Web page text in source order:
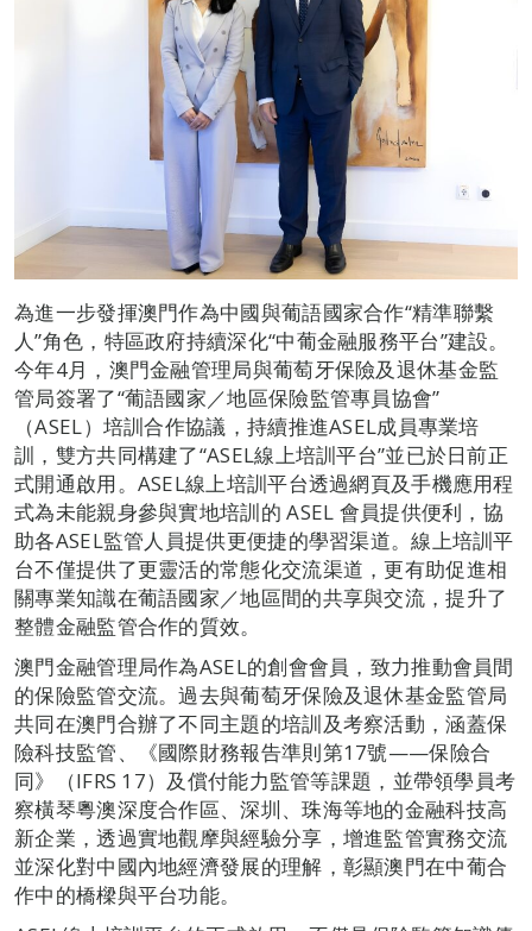
為進一步發揮澳門作為中國與葡語國家合作“精準聯繫
人”角色，特區政府持續深化“中葡金融服務平台”建設。
今年4月，澳門金融管理局與葡萄牙保險及退休基金監
管局簽署了“葡語國家／地區保險監管專員協會”
（ASEL）培訓合作協議，持續推進ASEL成員專業培
訓，雙方共同構建了“ASEL線上培訓平台”並已於日前正
式開通啟用。ASEL線上培訓平台透過網頁及手機應用程
式為未能親身參與實地培訓的 ASEL 會員提供便利，協
助各ASEL監管人員提供更便捷的學習渠道。線上培訓平
台不僅提供了更靈活的常態化交流渠道，更有助促進相
關專業知識在葡語國家／地區間的共享與交流，提升了
整體金融監管合作的質效。
澳門金融管理局作為ASEL的創會會員，致力推動會員間
的保險監管交流。過去與葡萄牙保險及退休基金監管局
共同在澳門合辦了不同主題的培訓及考察活動，涵蓋保
險科技監管、《國際財務報告準則第17號——保險合
同》（IFRS 17）及償付能力監管等課題，並帶領學員考
察橫琴粵澳深度合作區、深圳、珠海等地的金融科技高
新企業，透過實地觀摩與經驗分享，增進監管實務交流
並深化對中國內地經濟發展的理解，彰顯澳門在中葡合
作中的橋樑與平台功能。